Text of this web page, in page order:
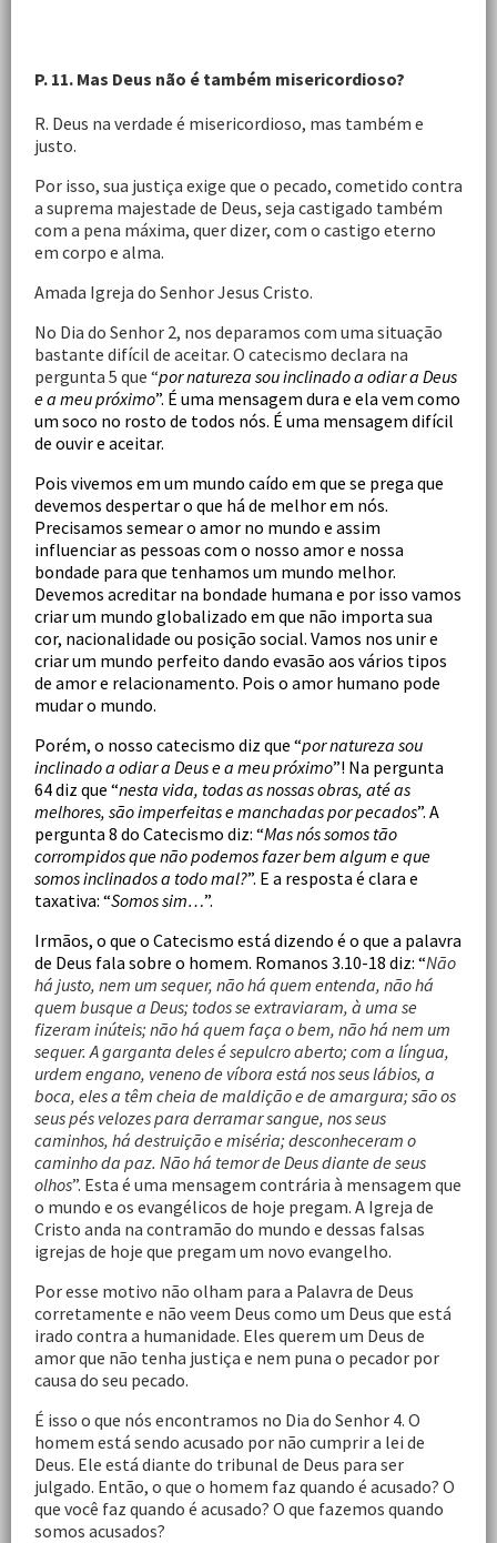
P. 11. Mas Deus não é também misericordioso?
R. Deus na verdade é misericordioso, mas também e
justo.
Por isso, sua justiça exige que o pecado, cometido contra
a suprema majestade de Deus, seja castigado também
com a pena máxima, quer dizer, com o castigo eterno
em corpo e alma.
Amada Igreja do Senhor Jesus Cristo.
No Dia do Senhor 2, nos deparamos com uma situação
bastante difícil de aceitar. O catecismo declara na
pergunta 5 que “por natureza sou inclinado a odiar a Deus
e a meu próximo”. É uma mensagem dura e ela vem como
um soco no rosto de todos nós. É uma mensagem difícil
de ouvir e aceitar.
Pois vivemos em um mundo caído em que se prega que
devemos despertar o que há de melhor em nós.
Precisamos semear o amor no mundo e assim
influenciar as pessoas com o nosso amor e nossa
bondade para que tenhamos um mundo melhor.
Devemos acreditar na bondade humana e por isso vamos
criar um mundo globalizado em que não importa sua
cor, nacionalidade ou posição social. Vamos nos unir e
criar um mundo perfeito dando evasão aos vários tipos
de amor e relacionamento. Pois o amor humano pode
mudar o mundo.
Porém, o nosso catecismo diz que “por natureza sou
inclinado a odiar a Deus e a meu próximo”! Na pergunta
64 diz que “nesta vida, todas as nossas obras, até as
melhores, são imperfeitas e manchadas por pecados”. A
pergunta 8 do Catecismo diz: “Mas nós somos tão
corrompidos que não podemos fazer bem algum e que
somos inclinados a todo mal?”. E a resposta é clara e
taxativa: “Somos sim…”.
Irmãos, o que o Catecismo está dizendo é o que a palavra
de Deus fala sobre o homem. Romanos 3.10-18 diz: “Não
há justo, nem um sequer, não há quem entenda, não há
quem busque a Deus; todos se extraviaram, à uma se
fizeram inúteis; não há quem faça o bem, não há nem um
sequer. A garganta deles é sepulcro aberto; com a língua,
urdem engano, veneno de víbora está nos seus lábios, a
boca, eles a têm cheia de maldição e de amargura; são os
seus pés velozes para derramar sangue, nos seus
caminhos, há destruição e miséria; desconheceram o
caminho da paz. Não há temor de Deus diante de seus
olhos”. Esta é uma mensagem contrária à mensagem que
o mundo e os evangélicos de hoje pregam. A Igreja de
Cristo anda na contramão do mundo e dessas falsas
igrejas de hoje que pregam um novo evangelho.
Por esse motivo não olham para a Palavra de Deus
corretamente e não veem Deus como um Deus que está
irado contra a humanidade. Eles querem um Deus de
amor que não tenha justiça e nem puna o pecador por
causa do seu pecado.
É isso o que nós encontramos no Dia do Senhor 4. O
homem está sendo acusado por não cumprir a lei de
Deus. Ele está diante do tribunal de Deus para ser
julgado. Então, o que o homem faz quando é acusado? O
que você faz quando é acusado? O que fazemos quando
somos acusados?